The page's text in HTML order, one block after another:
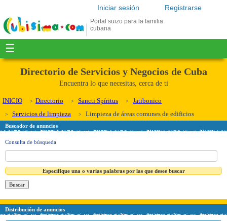
Registrarse
Iniciar sesión
Portal suizo para la familia
cubana
☰
Directorio de Servicios y Negocios de Cuba
Encuentra lo que necesitas, cerca de ti
INICIO Directorio Sancti Spíritus
Jatibonico
Servicios de limpieza
Limpieza de áreas comunes de edificios
Buscador de anuncios
Consulta de búsqueda
Especifique una o varias palabras por las que desee buscar
Distribución de anuncios